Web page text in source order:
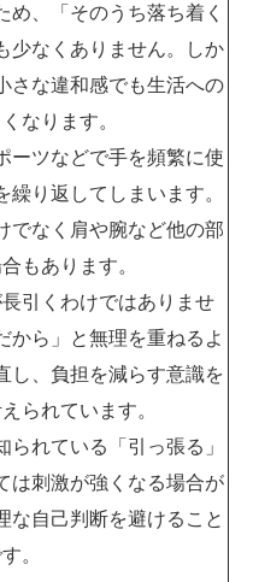
、「そのうち落ち着く
少なくありません。しか
さな違和感でも生活への
なります。
ーツなどで手を頻繁に使
り返してしまいます。
でなく肩や腕など他の部
もあります。
引くわけではありませ
から」と無理を重ねるよ
し、負担を減らす意識を
られています。
れている「引っ張る」
は刺激が強くなる場合が
な自己判断を避けること
。